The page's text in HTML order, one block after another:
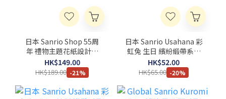
日本 Sanrio Shop 55周
年 禮物主題花紙設計系
列 公仔匙扣
HK$149.00
HK$189.00 -21%
日本 Sanrio Usahana 彩
虹兔 生日 繽紛緞帶系列
三色原子筆
HK$52.00
HK$65.00 -20%